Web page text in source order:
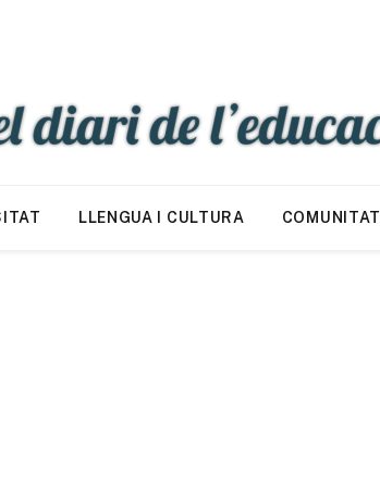
LLENGUA I CULTURA COMUNITAT